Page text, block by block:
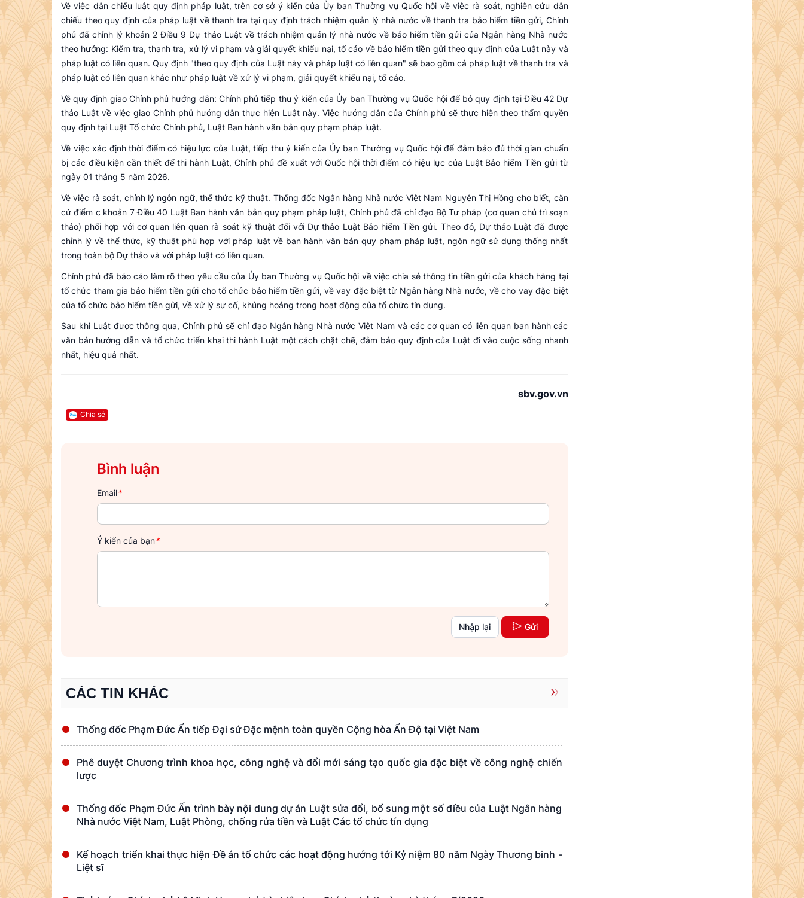
Về việc dẫn chiếu luật quy định pháp luật, trên cơ sở ý kiến của Ủy ban Thường vụ Quốc hội về việc rà soát, nghiên cứu dẫn
chiếu theo quy định của pháp luật về thanh tra tại quy định trách nhiệm quản lý nhà nước về thanh tra bảo hiểm tiền gửi, Chính
phủ đã chỉnh lý khoản 2 Điều 9 Dự thảo Luật về trách nhiệm quản lý nhà nước về bảo hiểm tiền gửi của Ngân hàng Nhà nước
theo hướng: Kiểm tra, thanh tra, xử lý vi phạm và giải quyết khiếu nại, tố cáo về bảo hiểm tiền gửi theo quy định của Luật này và
pháp luật có liên quan. Quy định "theo quy định của Luật này và pháp luật có liên quan" sẽ bao gồm cả pháp luật về thanh tra và
pháp luật có liên quan khác như pháp luật về xử lý vi phạm, giải quyết khiếu nại, tố cáo.
Về quy định giao Chính phủ hướng dẫn: Chính phủ tiếp thu ý kiến của Ủy ban Thường vụ Quốc hội để bỏ quy định tại Điều 42 Dự
thảo Luật về việc giao Chính phủ hướng dẫn thực hiện Luật này. Việc hướng dẫn của Chính phủ sẽ thực hiện theo thẩm quyền
quy định tại Luật Tổ chức Chính phủ, Luật Ban hành văn bản quy phạm pháp luật.
Về việc xác định thời điểm có hiệu lực của Luật, tiếp thu ý kiến của Ủy ban Thường vụ Quốc hội để đảm bảo đủ thời gian chuẩn
bị các điều kiện cần thiết để thi hành Luật, Chính phủ đề xuất với Quốc hội thời điểm có hiệu lực của Luật Bảo hiểm Tiền gửi từ
ngày 01 tháng 5 năm 2026.
Về việc rà soát, chỉnh lý ngôn ngữ, thể thức kỹ thuật. Thống đốc Ngân hàng Nhà nước Việt Nam Nguyễn Thị Hồng cho biết, căn
cứ điểm c khoản 7 Điều 40 Luật Ban hành văn bản quy phạm pháp luật, Chính phủ đã chỉ đạo Bộ Tư pháp (cơ quan chủ trì soạn
thảo) phối hợp với cơ quan liên quan rà soát kỹ thuật đối với Dự thảo Luật Bảo hiểm Tiền gửi. Theo đó, Dự thảo Luật đã được
chỉnh lý về thể thức, kỹ thuật phù hợp với pháp luật về ban hành văn bản quy phạm pháp luật, ngôn ngữ sử dụng thống nhất
trong toàn bộ Dự thảo và với pháp luật có liên quan.
Chính phủ đã báo cáo làm rõ theo yêu cầu của Ủy ban Thường vụ Quốc hội về việc chia sẻ thông tin tiền gửi của khách hàng tại
tổ chức tham gia bảo hiểm tiền gửi cho tổ chức bảo hiểm tiền gửi, về vay đặc biệt từ Ngân hàng Nhà nước, về cho vay đặc biệt
của tổ chức bảo hiểm tiền gửi, về xử lý sự cố, khủng hoảng trong hoạt động của tổ chức tín dụng.
Sau khi Luật được thông qua, Chính phủ sẽ chỉ đạo Ngân hàng Nhà nước Việt Nam và các cơ quan có liên quan ban hành các
văn bản hướng dẫn và tổ chức triển khai thi hành Luật một cách chặt chẽ, đảm bảo quy định của Luật đi vào cuộc sống nhanh
nhất, hiệu quả nhất.
sbv.gov.vn
Chia sẻ
Bình luận
Email*
Ý kiến của bạn*
Nhập lại Gửi
CÁC TIN KHÁC
Thống đốc Phạm Đức Ấn tiếp Đại sứ Đặc mệnh toàn quyền Cộng hòa Ấn Độ tại Việt Nam
Phê duyệt Chương trình khoa học, công nghệ và đổi mới sáng tạo quốc gia đặc biệt về công nghệ chiến
lược
Thống đốc Phạm Đức Ấn trình bày nội dung dự án Luật sửa đổi, bổ sung một số điều của Luật Ngân hàng
Nhà nước Việt Nam, Luật Phòng, chống rửa tiền và Luật Các tổ chức tín dụng
Kế hoạch triển khai thực hiện Đề án tổ chức các hoạt động hướng tới Kỷ niệm 80 năm Ngày Thương binh -
Liệt sĩ